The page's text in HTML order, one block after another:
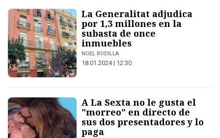
La Generalitat adjudica
por 1,3 millones en la
subasta de once
inmuebles
NOEL RODILLA
18.01.2024 | 12:30
A La Sexta no le gusta el
"morreo" en directo de
sus dos presentadores y lo
paga